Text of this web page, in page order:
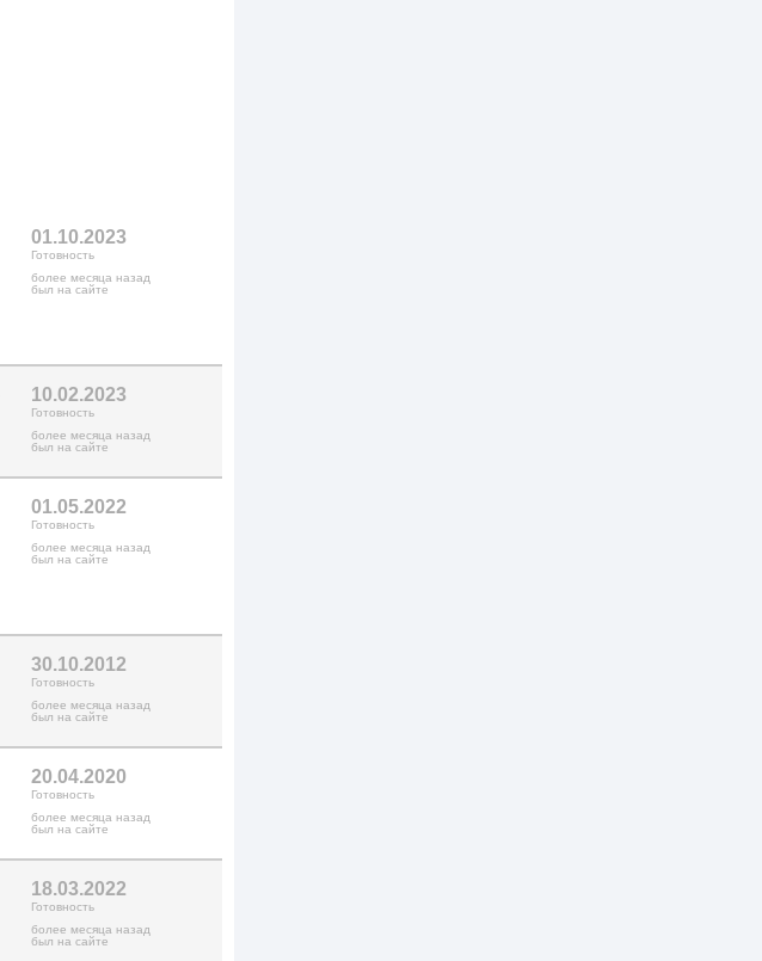
01.10.2023
Готовность
более месяца назад
был на сайте
10.02.2023
Готовность
более месяца назад
был на сайте
01.05.2022
Готовность
более месяца назад
был на сайте
30.10.2012
Готовность
более месяца назад
был на сайте
20.04.2020
Готовность
более месяца назад
был на сайте
18.03.2022
Готовность
более месяца назад
был на сайте